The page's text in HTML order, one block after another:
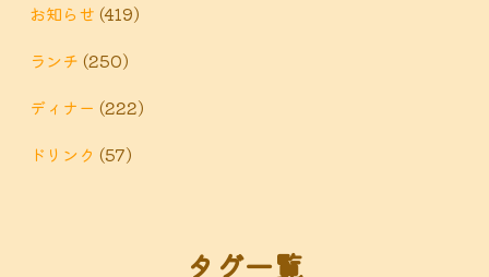
お知らせ (419)
ランチ (250)
ディナー (222)
ドリンク (57)
タグ一覧